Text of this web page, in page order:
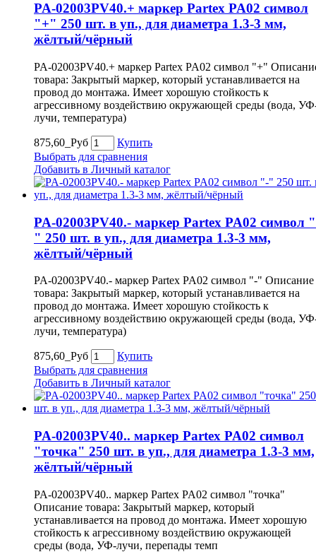
PA-02003PV40.+ маркер Partex PA02 символ
"+" 250 шт. в уп., для диаметра 1.3-3 мм,
жёлтый/чёрный
PA-02003PV40.+ маркер Partex PA02 символ "+"
товара: Закрытый маркер, который устанавливается на
провод до монтажа. Имеет хорошую стойкость к
агрессивному воздействию окружающей среды (вода,
лучи, температура)
875,60_Руб
Купить
Выбрать для сравнения
Добавить в Личный каталог
PA-02003PV40.- маркер Partex PA02 символ
" 250 шт. в уп., для диаметра 1.3-3 мм,
жёлтый/чёрный
PA-02003PV40.- маркер Partex PA02 символ "-" Описание
товара: Закрытый маркер, который устанавливается на
провод до монтажа. Имеет хорошую стойкость к
агрессивному воздействию окружающей среды (вода,
лучи, температура)
875,60_Руб
Купить
Выбрать для сравнения
Добавить в Личный каталог
PA-02003PV40.. маркер Partex PA02 символ
"точка" 250 шт. в уп., для диаметра 1.3-3 мм,
жёлтый/чёрный
PA-02003PV40.. маркер Partex PA02 символ "точка"
Описание товара: Закрытый маркер, который
устанавливается на провод до монтажа. Имеет хорошую
стойкость к агрессивному воздействию окружающей
среды (вода, УФ-лучи, перепады темп